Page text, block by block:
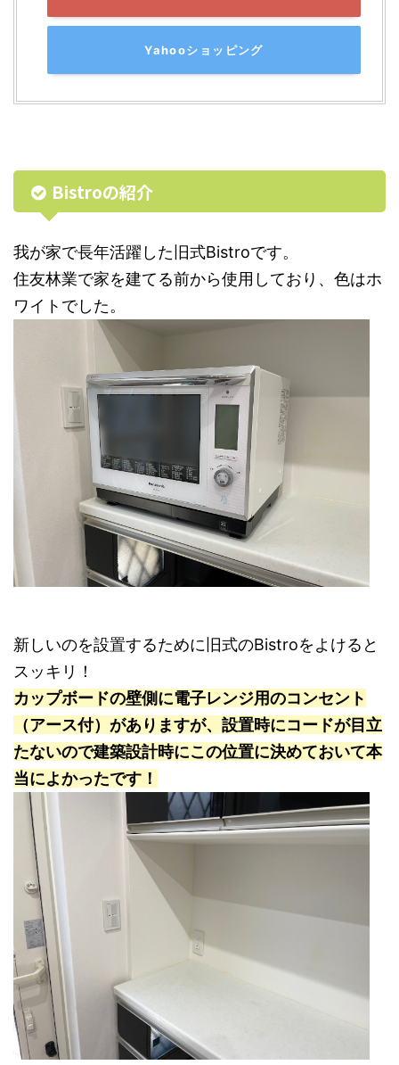
Yahooショッピング
Bistroの紹介
我が家で長年活躍した旧式Bistroです。
住友林業で家を建てる前から使用しており、色はホ
ワイトでした。
新しいのを設置するために旧式のBistroをよけると
スッキリ！
カップボードの壁側に電子レンジ用のコンセント
（アース付）がありますが、設置時にコードが目立
たないので建築設計時にこの位置に決めておいて本
当によかったです！